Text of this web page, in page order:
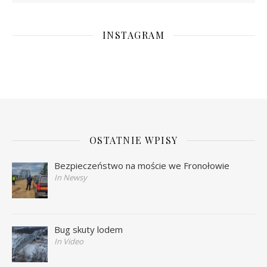
INSTAGRAM
OSTATNIE WPISY
Bezpieczeństwo na moście we Fronołowie
In Newsy
Bug skuty lodem
In Video